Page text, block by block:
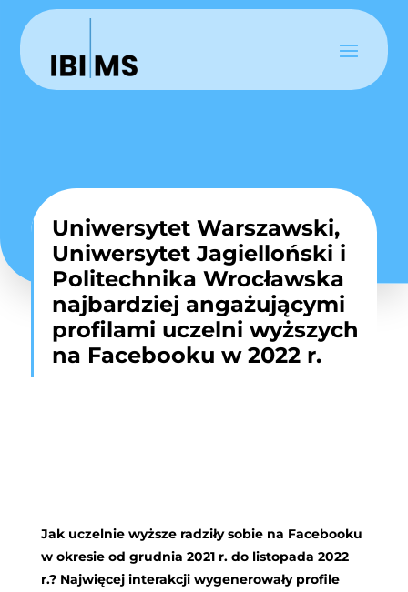
Uniwersytet Warszawski,
Uniwersytet Jagielloński i
Politechnika Wrocławska
najbardziej angażującymi
profilami uczelni wyższych
na Facebooku w 2022 r.
Jak uczelnie wyższe radziły sobie na Facebooku
w okresie od grudnia 2021 r. do listopada 2022
r.? Najwięcej interakcji wygenerowały profile